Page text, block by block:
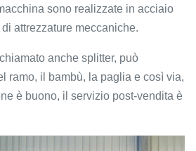
sono realizzate in acciaio
attrezzature meccaniche.
anche splitter, può
ramo, il bambù, la paglia e così via,
è buono, il servizio post-vendita è